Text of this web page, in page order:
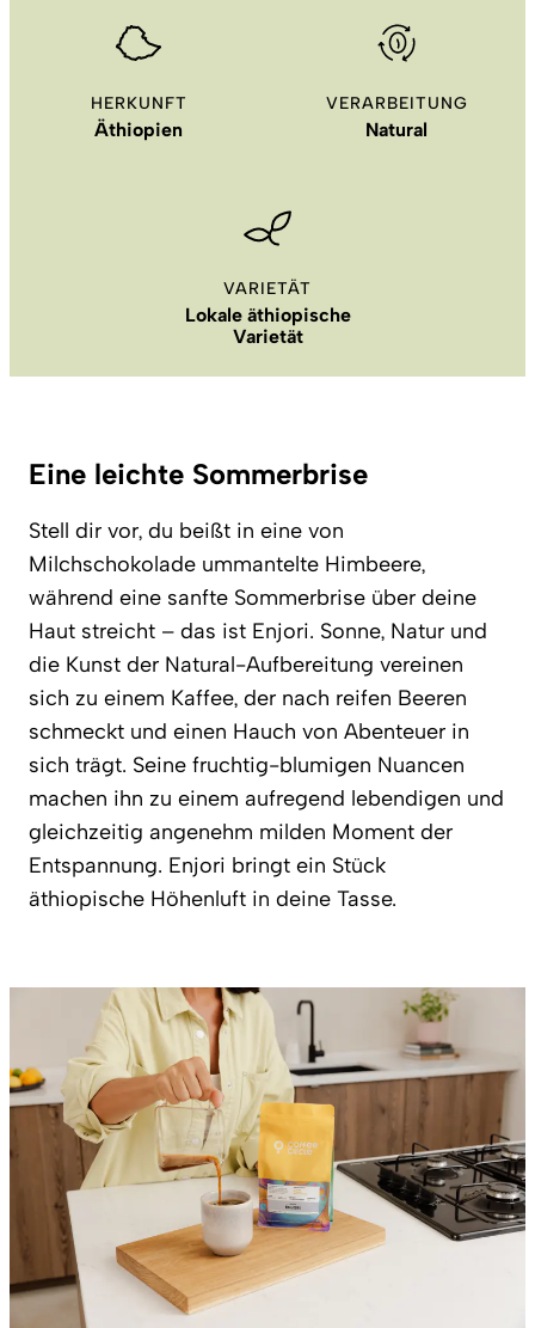
HERKUNFT
Äthiopien
VERARBEITUNG
Natural
VARIETÄT
Lokale äthiopische
Varietät
Eine leichte Sommerbrise
Stell dir vor, du beißt in eine von
Milchschokolade ummantelte Himbeere,
während eine sanfte Sommerbrise über deine
Haut streicht – das ist Enjori. Sonne, Natur und
die Kunst der Natural-Aufbereitung vereinen
sich zu einem Kaffee, der nach reifen Beeren
schmeckt und einen Hauch von Abenteuer in
sich trägt. Seine fruchtig-blumigen Nuancen
machen ihn zu einem aufregend lebendigen und
gleichzeitig angenehm milden Moment der
Entspannung. Enjori bringt ein Stück
äthiopische Höhenluft in deine Tasse.